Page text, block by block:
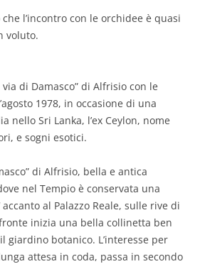
l’incontro con le orchidee è quasi
voluto.
di Damasco” di Alfrisio con le
1978, in occasione di una
nello Sri Lanka, l’ex Ceylon, nome
e sogni esotici.
di Alfrisio, bella e antica
nel Tempio è conservata una
al Palazzo Reale, sulle rive di
inizia una bella collinetta ben
giardino botanico. L’interesse per
attesa in coda, passa in secondo